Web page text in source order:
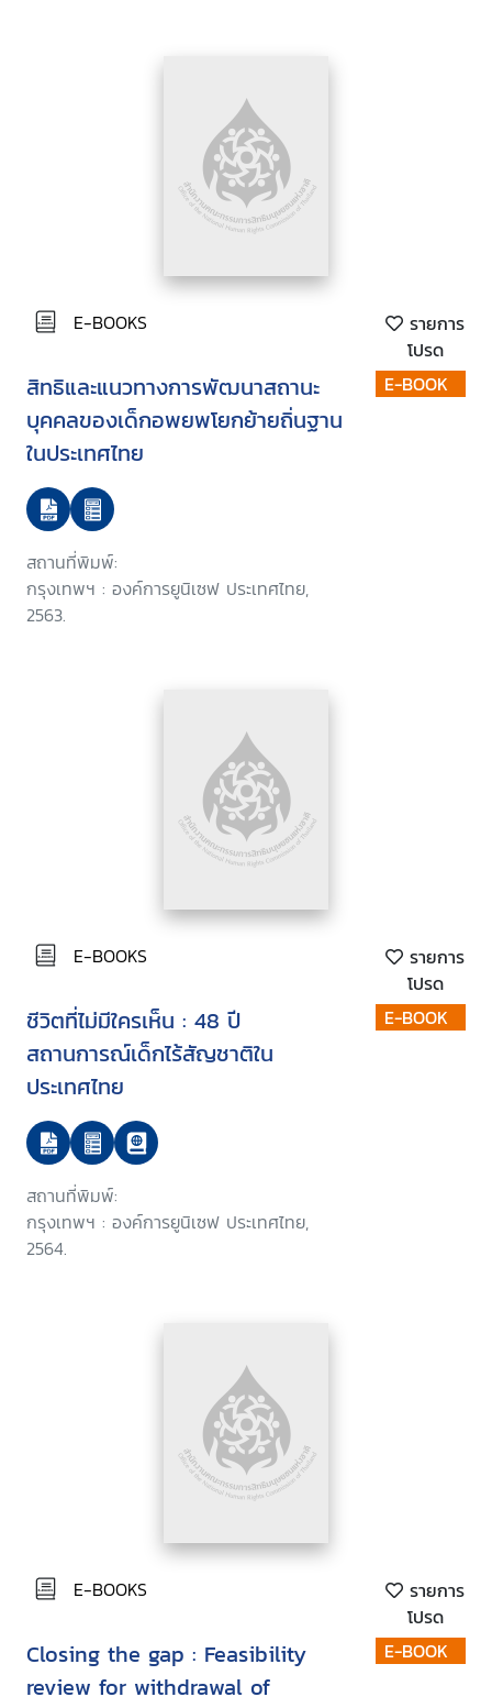
E-BOOKS
รายการ
โปรด
สิทธิและแนวทางการพัฒนาสถานะ
บุคคลของเด็กอพยพโยกย้ายถิ่นฐาน
ในประเทศไทย
สถานที่พิมพ์:
กรุงเทพฯ : องค์การยูนิเซฟ ประเทศไทย,
2563.
E-BOOK
E-BOOKS
รายการ
โปรด
ชีวิตที่ไม่มีใครเห็น : 48 ปี
สถานการณ์เด็กไร้สัญชาติใน
ประเทศไทย
สถานที่พิมพ์:
กรุงเทพฯ : องค์การยูนิเซฟ ประเทศไทย,
2564.
E-BOOK
E-BOOKS
รายการ
โปรด
Closing the gap : Feasibility
review for withdrawal of
E-BOOK